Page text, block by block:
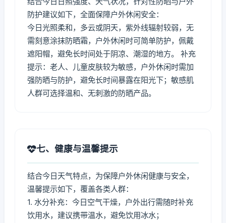
防护建议如下，全面保障户外休闲安全：
今日光照柔和，多云或阴天，紫外线辐射较弱，无
需刻意涂抹防晒霜，户外休闲时可简单防护，佩戴
遮阳帽，避免长时间处于阴凉、潮湿的地方。 补充
提示：老人、儿童皮肤较为敏感，户外休闲时需加
强防晒与防护，避免长时间暴露在阳光下；敏感肌
人群可选择温和、无刺激的防晒产品。
七、健康与温馨提示
结合今日天气特点，为保障户外休闲健康与安全，
温馨提示如下，覆盖各类人群：
1. 水分补充：今日空气干燥，户外出行需随时补充
饮用水，建议携带温水，避免饮用冰水；